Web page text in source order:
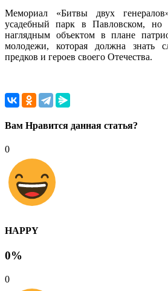
Мемориал «Битвы двух
усадебный парк в Павловском,
наглядным объектом в плане
молодежи, которая должна знать
предков и героев своего Отечества.
Вам Нравится данная статья?
0
HAPPY
0%
0